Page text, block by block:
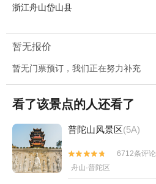
浙江舟山岱山县
暂无报价
暂无门票预订，我们正在努力补充
看了该景点的人还看了
普陀山风景区(5A)


6712条评论
舟山·普陀区